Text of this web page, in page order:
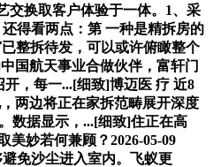
交换取客户体验于一体。1、采
得看两点：第 一种是精拆房的
整拆待发，可以或许俯瞰整个
国航天事业合做伙伴，富轩门
，每一...[细致]博迈医 疗 近8
两边将正在家拆范畴展开深度
数据显示，...[细致]住正在高
美妙若何兼顾？2026-05-09
免沙尘进入室内。飞蚁更